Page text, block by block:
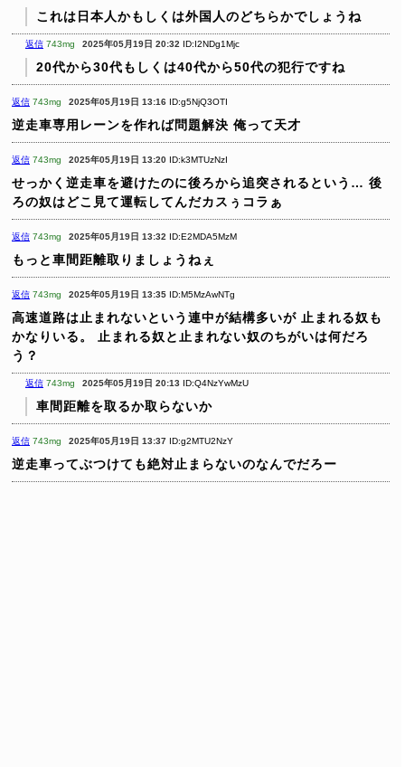
これは日本人かもしくは外国人のどちらかでしょうね
返信 743mg 2025年05月19日 20:32 ID:I2NDg1Mjc
20代から30代もしくは40代から50代の犯行ですね
返信 743mg 2025年05月19日 13:16 ID:g5NjQ3OTI
逆走車専用レーンを作れば問題解決 俺って天才
返信 743mg 2025年05月19日 13:20 ID:k3MTUzNzI
せっかく逆走車を避けたのに後ろから追突されるという… 後
ろの奴はどこ見て運転してんだカスぅコラぁ
返信 743mg 2025年05月19日 13:32 ID:E2MDA5MzM
もっと車間距離取りましょうねぇ
返信 743mg 2025年05月19日 13:35 ID:M5MzAwNTg
高速道路は止まれないという連中が結構多いが 止まれる奴も
かなりいる。
止まれる奴と止まれない奴のちがいは何だろ
う？
返信 743mg 2025年05月19日 20:13 ID:Q4NzYwMzU
車間距離を取るか取らないか
返信 743mg 2025年05月19日 13:37 ID:g2MTU2NzY
逆走車ってぶつけても絶対止まらないのなんでだろー